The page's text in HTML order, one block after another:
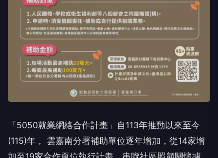
「5050就業網絡合作計畫」自113年推動以來至今
(115)年， 雲嘉南分署補助單位逐年增加，從14家增